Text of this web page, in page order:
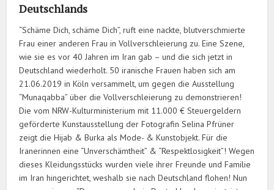
Deutschlands
“Schäme Dich, schäme Dich”, ruft eine nackte, blutverschmierte
Frau einer anderen Frau in Vollverschleierung zu. Eine Szene,
wie sie es vor 40 Jahren im Iran gab – und die sich jetzt in
Deutschland wiederholt. 50 iranische Frauen haben sich am
21.06.2019 in Köln versammelt, um gegen die Ausstellung
“Munaqabba” über die Vollverschleierung zu demonstrieren!
Die vom NRW-Kulturministerium mit 11.000 € Steuergeldern
geförderte Kunstausstellung der Fotografin Selina Pfrüner
zeigt die Hijab & Burka als Mode- & Kunstobjekt. Für die
Iranerinnen eine “Unverschämtheit” & “Respektlosigkeit”! Wegen
dieses Kleidungsstücks wurden viele ihrer Freunde und Familie
im Iran hingerichtet, weshalb sie nach Deutschland flohen! Nun